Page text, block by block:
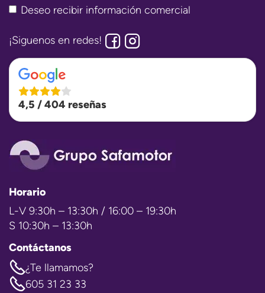
Deseo recibir información comercial
¡Siguenos en redes!
4,5 / 404 reseñas
Horario
L-V 9:30h – 13:30h / 16:00 – 19:30h
S 10:30h – 13:30h
Contáctanos
¿Te llamamos?
605 31 23 33